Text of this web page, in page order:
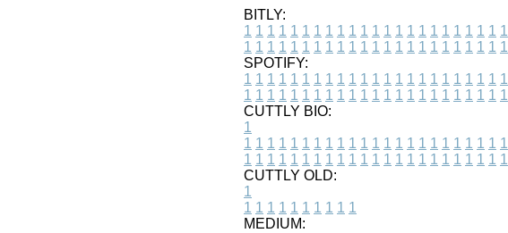
BITLY:
1 1 1 1 1 1 1 1 1 1 1 1 1 1 1 1 1 1 1 1 1 1 1
1 1 1 1 1 1 1 1 1 1 1 1 1 1 1 1 1 1 1 1 1 1 1
SPOTIFY:
1 1 1 1 1 1 1 1 1 1 1 1 1 1 1 1 1 1 1 1 1 1 1
1 1 1 1 1 1 1 1 1 1 1 1 1 1 1 1 1 1 1 1 1 1 1
CUTTLY BIO:
1
1 1 1 1 1 1 1 1 1 1 1 1 1 1 1 1 1 1 1 1 1 1 1
1 1 1 1 1 1 1 1 1 1 1 1 1 1 1 1 1 1 1 1 1 1 1
CUTTLY OLD:
1
1 1 1 1 1 1 1 1 1 1
MEDIUM: